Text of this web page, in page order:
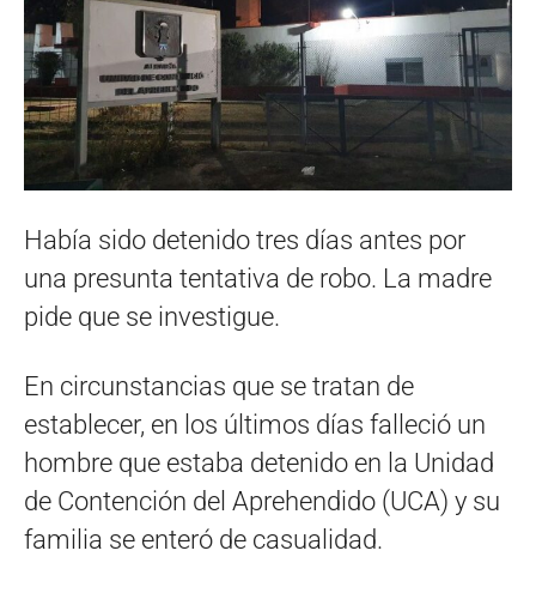
Había sido detenido tres días antes por
una presunta tentativa de robo. La madre
pide que se investigue.
En circunstancias que se tratan de
establecer, en los últimos días falleció un
hombre que estaba detenido en la Unidad
de Contención del Aprehendido (UCA) y su
familia se enteró de casualidad.